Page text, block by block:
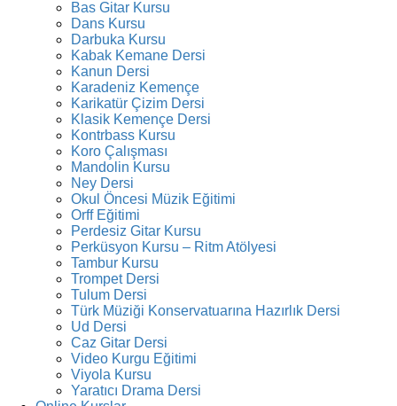
Bas Gitar Kursu
Dans Kursu
Darbuka Kursu
Kabak Kemane Dersi
Kanun Dersi
Karadeniz Kemençe
Karikatür Çizim Dersi
Klasik Kemençe Dersi
Kontrbass Kursu
Koro Çalışması
Mandolin Kursu
Ney Dersi
Okul Öncesi Müzik Eğitimi
Orff Eğitimi
Perdesiz Gitar Kursu
Perküsyon Kursu – Ritm Atölyesi
Tambur Kursu
Trompet Dersi
Tulum Dersi
Türk Müziği Konservatuarına Hazırlık Dersi
Ud Dersi
Caz Gitar Dersi
Video Kurgu Eğitimi
Viyola Kursu
Yaratıcı Drama Dersi